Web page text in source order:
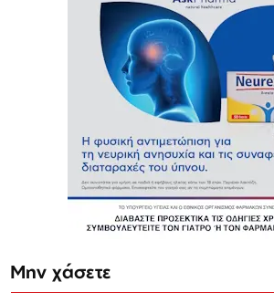
Μην χάσετε